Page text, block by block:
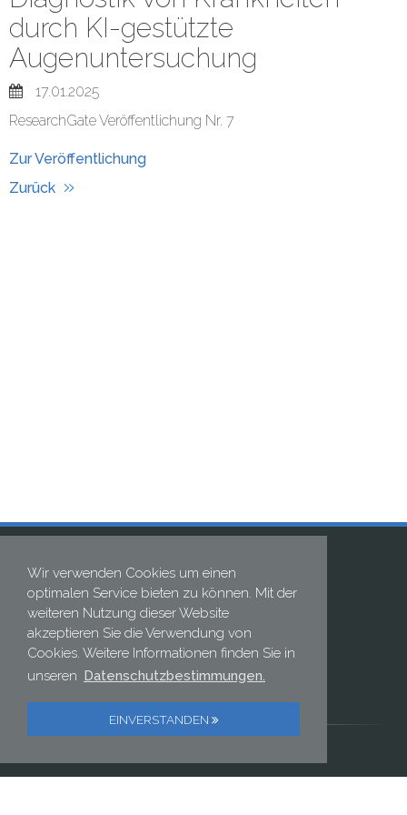
Wir verwenden Cookies um einen
optimalen Service bieten zu können. Mit der
weiteren Nutzung dieser Website
akzeptieren Sie die Verwendung von
Cookies. Weitere Informationen finden Sie in
unseren Datenschutzbestimmungen.
EINVERSTANDEN
durch KI-gestützte
Augenuntersuchung
17.01.2025
ResearchGate Veröffentlichung Nr. 7
Zur Veröffentlichung
Zurück
ELECTRONIC GMBH
Postweg 2 | D-82024 Taufkirchen